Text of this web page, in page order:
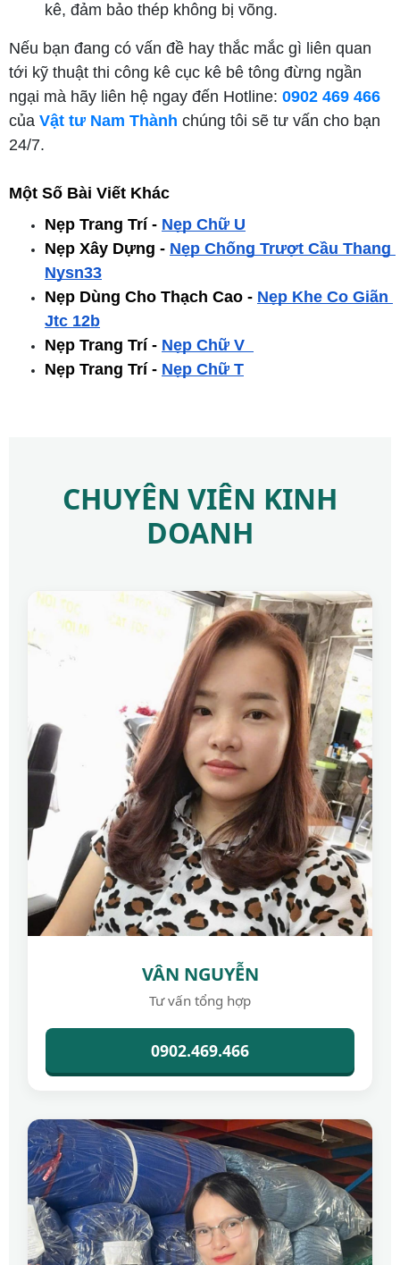
kê, đảm bảo thép không bị võng.
Nếu bạn đang có vấn đề hay thắc mắc gì liên quan
tới kỹ thuật thi công kê cục kê bê tông đừng ngần
ngại mà hãy liên hệ ngay đến Hotline: 0902 469 466
của Vật tư Nam Thành chúng tôi sẽ tư vấn cho bạn
24/7.
Một Số Bài Viết Khác
Nẹp Trang Trí - Nẹp Chữ U
Nẹp Xây Dựng - Nẹp Chống Trượt Cầu Thang
Nysn33
Nẹp Dùng Cho Thạch Cao - Nẹp Khe Co Giãn
Jtc 12b
Nẹp Trang Trí - Nẹp Chữ V
Nẹp Trang Trí - Nẹp Chữ T
CHUYÊN VIÊN KINH
DOANH
VÂN NGUYỄN
Tư vấn tổng hợp
0902.469.466